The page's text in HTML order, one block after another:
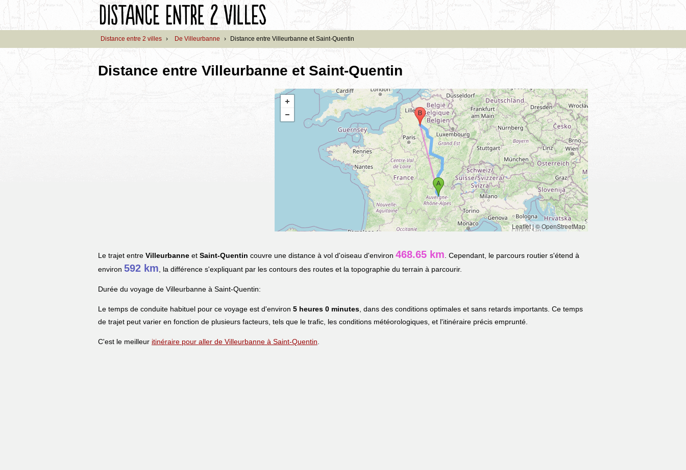
Distance entre 2 villes › De Villeurbanne › Distance entre Villeurbanne et Saint-Quentin
Distance entre Villeurbanne et Saint-Quentin
Leaflet|© OpenStreetMap
Le trajet entre Villeurbanne et Saint-Quentin couvre une distance à vol d'oiseau d'environ 468.65 km . Cependant, le parcours routier s'étend à
environ 592 km , la différence s'expliquant par les contours des routes et la topographie du terrain à parcourir.
Durée du voyage de Villeurbanne à Saint-Quentin:
Le temps de conduite habituel pour ce voyage est d'environ 5 heures 0 minutes , dans des conditions optimales et sans retards importants. Ce temps
de trajet peut varier en fonction de plusieurs facteurs, tels que le trafic, les conditions météorologiques, et l'itinéraire précis emprunté.
C'est le meilleur itinéraire pour aller de Villeurbanne à Saint-Quentin